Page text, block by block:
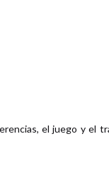
el juego y el